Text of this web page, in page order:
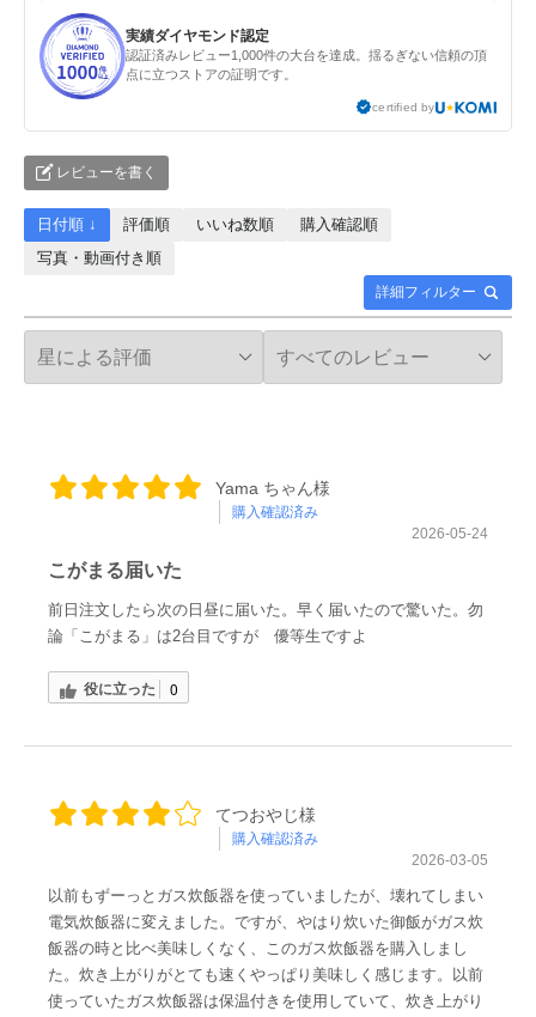
実績ダイヤモンド認定
認証済みレビュー1,000件の大台を達成。揺るぎない信頼の頂
点に立つストアの証明です。
certified by
レビューを書く
詳細フィルター
日付順 ↓ 評価順 いいね数順
購入確認順
写真・動画付き順
Yama ちゃん様
購入確認済み
2026-05-24
こがまる届いた
前日注文したら次の日昼に届いた。早く届いたので驚いた。勿
論「こがまる」は2台目ですが 優等生ですよ
役に立った 0
てつおやじ様
購入確認済み
2026-03-05
以前もずーっとガス炊飯器を使っていましたが、壊れてしまい
電気炊飯器に変えました。ですが、やはり炊いた御飯がガス炊
飯器の時と比べ美味しくなく、このガス炊飯器を購入しまし
た。炊き上がりがとても速くやっぱり美味しく感じます。以前
使っていたガス炊飯器は保温付きを使用していて、炊き上がり